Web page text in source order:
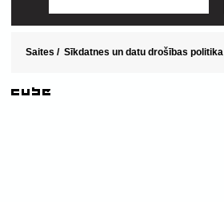
Saites / Sīkdatnes un datu drošības politika